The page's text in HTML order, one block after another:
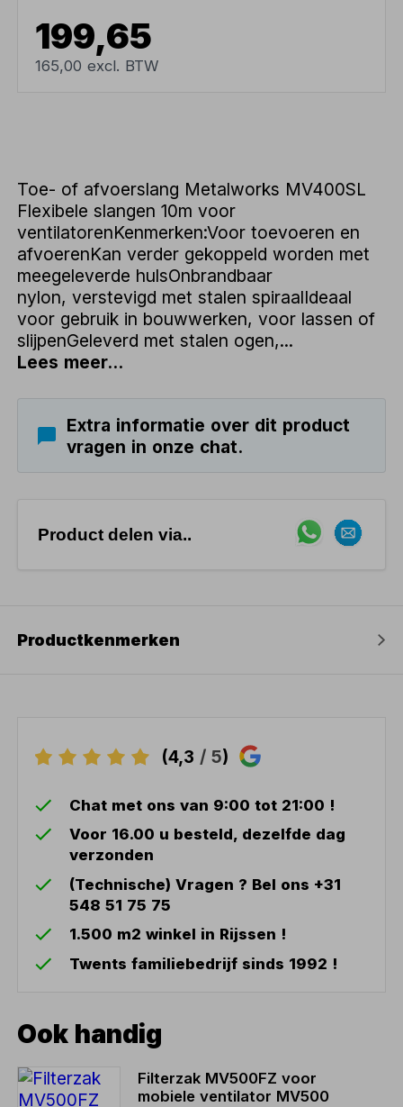
199,65
165,00 excl. BTW
Toe- of afvoerslang Metalworks MV400SL
Flexibele slangen 10m voor
ventilatorenKenmerken:Voor toevoeren en
afvoerenKan verder gekoppeld worden met
meegeleverde hulsOnbrandbaar
nylon, verstevigd met stalen spiraalIdeaal
voor gebruik in bouwwerken, voor lassen of
slijpenGeleverd met stalen ogen,...
Lees meer...
Extra informatie over dit product
vragen in onze chat.
Product delen via..
Productkenmerken
(4,3 / 5)
Chat met ons van 9:00 tot 21:00 !
Voor 16.00 u besteld, dezelfde dag
verzonden
(Technische) Vragen ? Bel ons +31
548 51 75 75
1.500 m2 winkel in Rijssen !
Twents familiebedrijf sinds 1992 !
Ook handig
Filterzak MV500FZ voor
mobiele ventilator MV500